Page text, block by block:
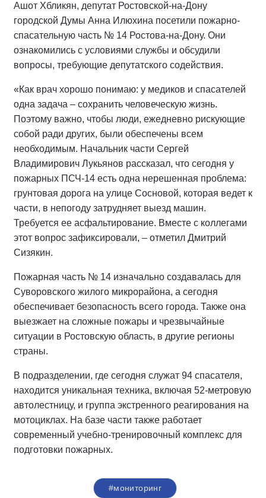
Ашот Хбликян, депутат Ростовской-на-Дону
городской Думы Анна Илюхина посетили пожарно-
спасательную часть № 14 Ростова-на-Дону. Они
ознакомились с условиями службы и обсудили
вопросы, требующие депутатского содействия.
«Как врач хорошо понимаю: у медиков и спасателей
одна задача – сохранить человеческую жизнь.
Поэтому важно, чтобы люди, ежедневно рискующие
собой ради других, были обеспечены всем
необходимым. Начальник части Сергей
Владимирович Лукьянов рассказал, что сегодня у
пожарных ПСЧ-14 есть одна нерешенная проблема:
грунтовая дорога на улице Сосновой, которая ведет к
части, в непогоду затрудняет выезд машин.
Требуется ее асфальтирование. Вместе с коллегами
этот вопрос зафиксировали, – отметил Дмитрий
Сизякин.
Пожарная часть № 14 изначально создавалась для
Суворовского жилого микрорайона, а сегодня
обеспечивает безопасность всего города. Также она
выезжает на сложные пожары и чрезвычайные
ситуации в Ростовскую область, в другие регионы
страны.
В подразделении, где сегодня служат 94 спасателя,
находится уникальная техника, включая 52-метровую
автолестницу, и группа экстренного реагирования на
мотоциклах. На базе части также работает
современный учебно-тренировочный комплекс для
подготовки пожарных.
#мониторинг